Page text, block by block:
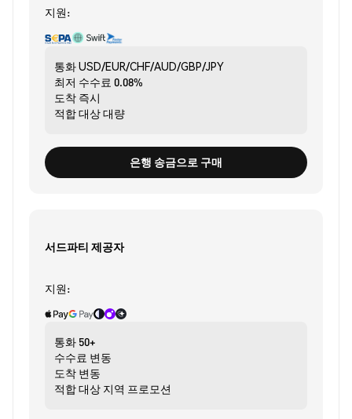
지원:
통화USD/EUR/CHF/AUD/GBP/JPY
최저 수수료 0.08%
도착 즉시
적합 대상대량
은행 송금으로 구매
서드파티 제공자
지원:
통화 50+
수수료 변동
도착 변동
적합 대상 지역 프로모션